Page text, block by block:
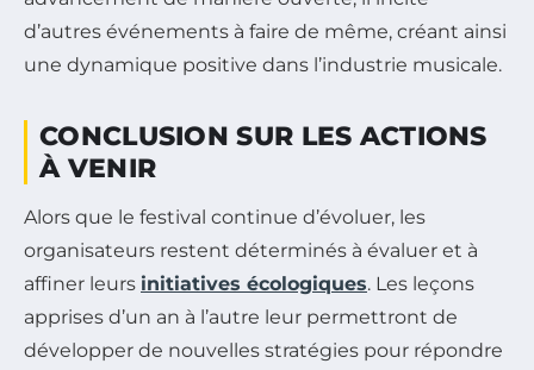
d’autres événements à faire de même, créant ainsi
une dynamique positive dans l’industrie musicale.
CONCLUSION SUR LES ACTIONS
À VENIR
Alors que le festival continue d’évoluer, les
organisateurs restent déterminés à évaluer et à
affiner leurs initiatives écologiques. Les leçons
apprises d’un an à l’autre leur permettront de
développer de nouvelles stratégies pour répondre